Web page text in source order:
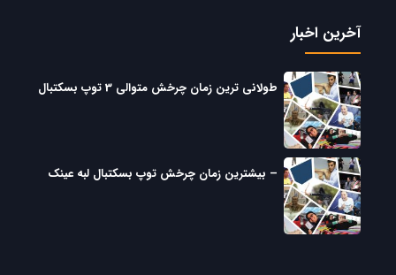
آخرین اخبار
طولانی ترین زمان چرخش متوالی 3 توپ بسکتبال
– بیشترین زمان چرخش توپ بسکتبال لبه عینک